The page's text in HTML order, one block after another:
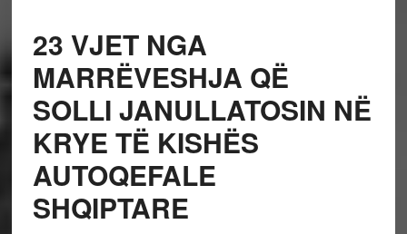
23 VJET NGA
MARRËVESHJA QË
SOLLI JANULLATOSIN NË
KRYE TË KISHËS
AUTOQEFALE
SHQIPTARE